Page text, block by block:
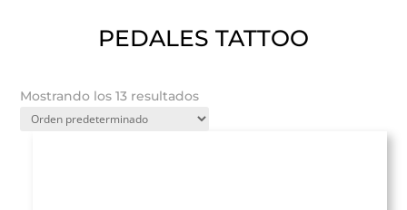
PEDALES TATTOO
Mostrando los 13 resultados